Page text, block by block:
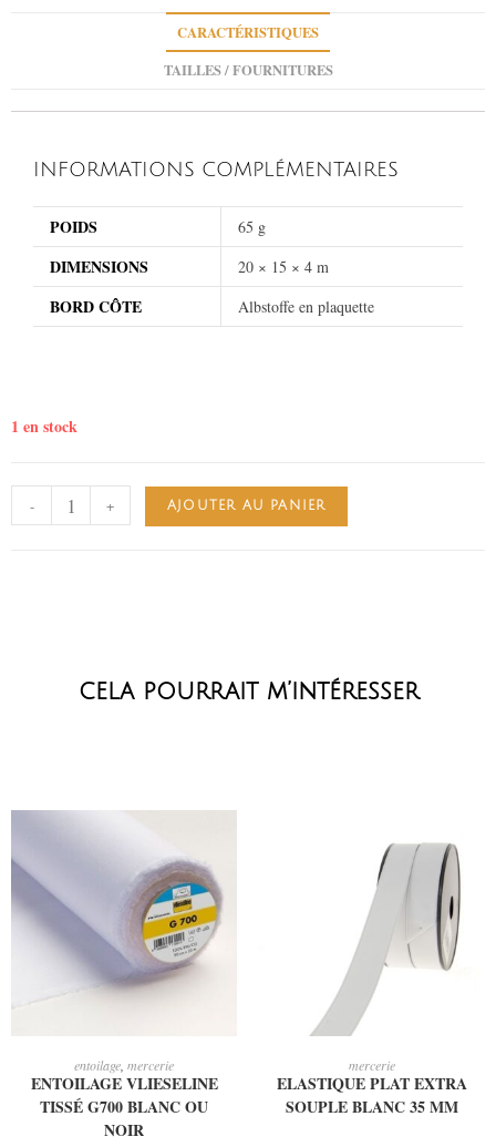
CARACTÉRISTIQUES
TAILLES / FOURNITURES
INFORMATIONS COMPLÉMENTAIRES
POIDS 65 g
DIMENSIONS 20 × 15 × 4 m
BORD CÔTE Albstoffe en plaquette
1 en stock
- + AJOUTER AU PANIER
cela pourrait m’intéresser
CHOIX DES OPTIONS
entoilage mercerie
ENTOILAGE VLIESELINE
TISSÉ G700 BLANC OU
NOIR
mercerie
ELASTIQUE PLAT EXTRA
SOUPLE BLANC 35 MM